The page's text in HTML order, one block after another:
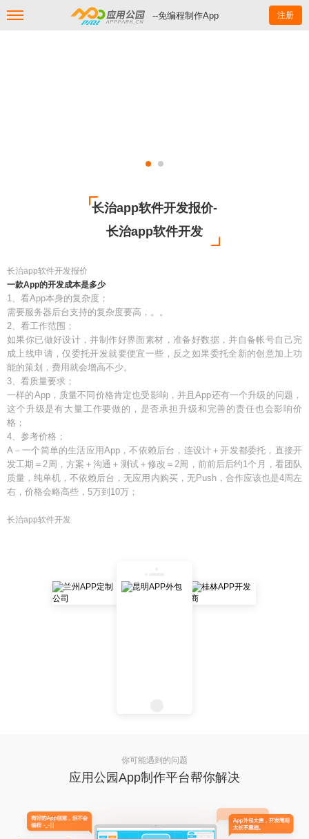
--免编程制作App 注册
长治app软件开发报价-
长治app软件开发
长治app软件开发报价
一款App的开发成本是多少
1、看App本身的复杂度；
需要服务器后台支持的复杂度要高，。。
2、看工作范围；
如果你已做好设计，并制作好界面素材，准备好数据，并自备帐号自己完
成上线申请，仅委托开发就要便宜一些，反之如果委托全新的创意加上功
能的策划，费用就会增高不少。
3、看质量要求；
一样的App，质量不同价格肯定也受影响，并且App还有一个升级的问题，
这个升级是有大量工作要做的，是否承担升级和完善的责任也会影响价
格；
4、参考价格；
A－一个简单的生活应用App，不依赖后台，连设计＋开发都委托，直接开
发工期＝2周，方案＋沟通＋测试＋修改＝2周，前前后后约1个月，看团队
质量，纯单机，不依赖后台，无应用内购买，无Push，合作应该也是4周左
右，价格会略高些，5万到10万；
长治app软件开发
你可能遇到的问题
应用公园App制作平台帮你解决